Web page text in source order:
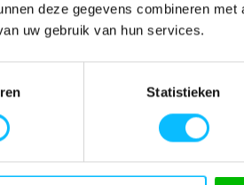
deze gegevens combineren met
uw gebruik van hun services.
Statistieken